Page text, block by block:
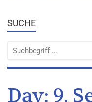
SUCHE
Day: 9.